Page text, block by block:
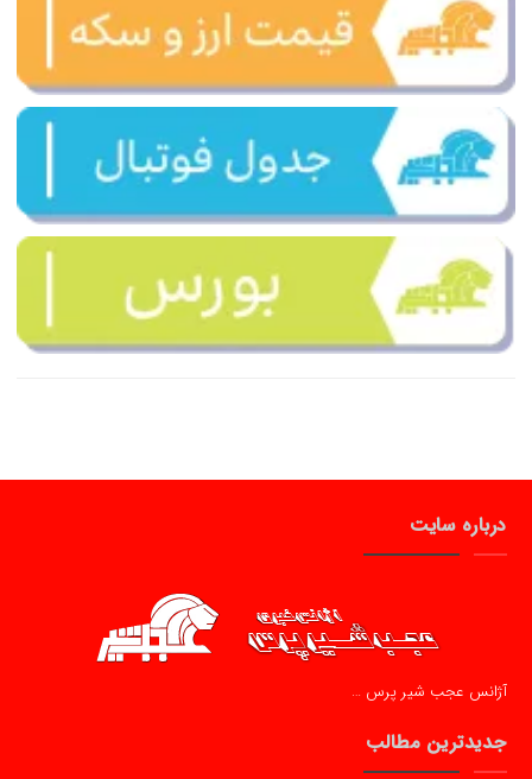
درباره سایت
آژانس عجب شیر پرس …
جدیدترین مطالب